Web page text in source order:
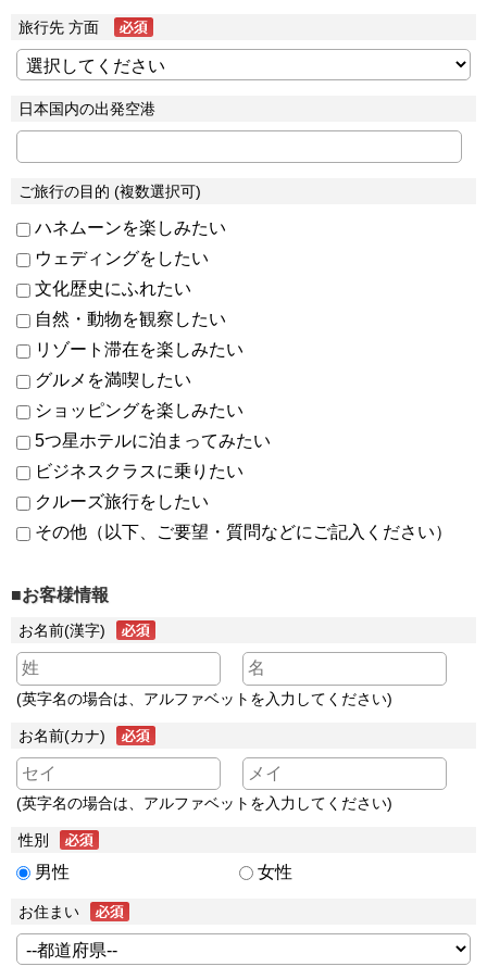
旅行先 方面
日本国内の出発空港
ご旅行の目的 (複数選択可)
ハネムーンを楽しみたい
ウェディングをしたい
文化歴史にふれたい
自然・動物を観察したい
リゾート滞在を楽しみたい
グルメを満喫したい
ショッピングを楽しみたい
5つ星ホテルに泊まってみたい
ビジネスクラスに乗りたい
クルーズ旅行をしたい
その他（以下、ご要望・質問などにご記入ください）
■お客様情報
お名前(漢字)
(英字名の場合は、アルファベットを入力してください)
お名前(カナ)
(英字名の場合は、アルファベットを入力してください)
性別
男性 女性
お住まい